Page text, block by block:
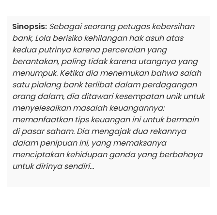
Sinopsis: Sebagai seorang petugas kebersihan
bank, Lola berisiko kehilangan hak asuh atas
kedua putrinya karena perceraian yang
berantakan, paling tidak karena utangnya yang
menumpuk. Ketika dia menemukan bahwa salah
satu pialang bank terlibat dalam perdagangan
orang dalam, dia ditawari kesempatan unik untuk
menyelesaikan masalah keuangannya:
memanfaatkan tips keuangan ini untuk bermain
di pasar saham. Dia mengajak dua rekannya
dalam penipuan ini, yang memaksanya
menciptakan kehidupan ganda yang berbahaya
untuk dirinya sendiri...